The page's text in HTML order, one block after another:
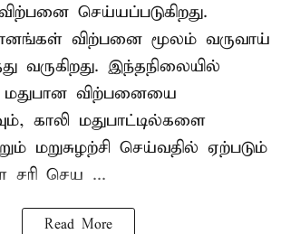
செய்யப்படுகிறது.
விற்பனை மூலம் வருவாய்
வருகிறது. இந்தநிலையில்
மதுபான விற்பனையை
காலி மதுபாட்டில்களை
மறுசுழற்சி செய்வதில் ஏற்படும்
சரி செய ...
Read More